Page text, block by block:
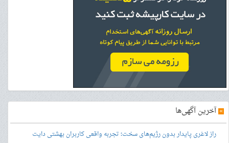
»آخرین آگهی‌ها
راز لاغری پایدار بدون رژیم‌های سخت؛ تجربه واقعی کاربران بهشتی دایت